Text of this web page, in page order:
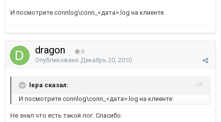
И посмотрите connlog\conn_<дата>.log на клиенте.
dragon 0
Опубликовано Декабрь 20, 2010
lepa сказал:
И посмотрите connlog\conn_<дата>.log на клиенте.
Не знал что есть такой лог. Спасибо.